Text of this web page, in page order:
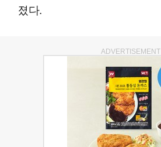
졌다.
ADVERTISEMENT